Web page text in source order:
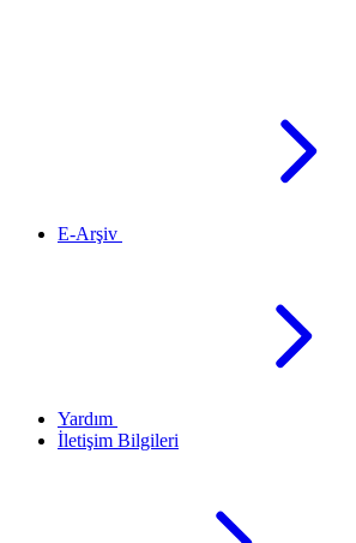
E-Arşiv
Yardım
İletişim Bilgileri